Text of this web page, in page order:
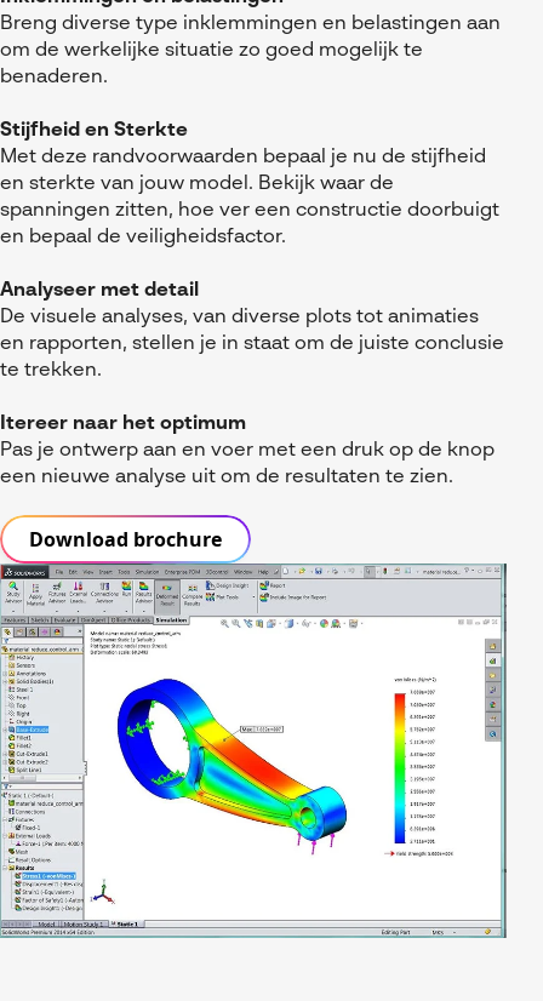
Breng diverse type inklemmingen en belastingen aan
om de werkelijke situatie zo goed mogelijk te
benaderen.
Stijfheid en Sterkte
Met deze randvoorwaarden bepaal je nu de stijfheid
en sterkte van jouw model. Bekijk waar de
spanningen zitten, hoe ver een constructie doorbuigt
en bepaal de veiligheidsfactor.
Analyseer met detail
De visuele analyses, van diverse plots tot animaties
en rapporten, stellen je in staat om de juiste conclusie
te trekken.
Itereer naar het optimum
Pas je ontwerp aan en voer met een druk op de knop
een nieuwe analyse uit om de resultaten te zien.
Download brochure